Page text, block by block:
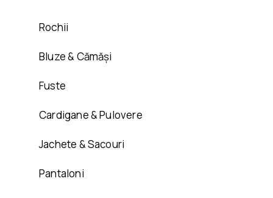
Rochii
Bluze & Cămăși
Fuste
Cardigane & Pulovere
Jachete & Sacouri
Pantaloni